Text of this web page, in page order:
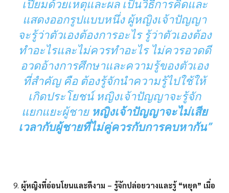
เปี่ยมด้วยเหตุและผล เป็นวิธีการคิดและ
แสดงออกรูปแบบหนึ่ง ผู้หญิงเจ้าปัญญา
จะรู้ว่าตัวเองต้องการอะไร รู้ว่าตัวเองต้อง
ทำอะไรและไม่ควรทำอะไร ไม่ควรอวดดี
อวดอ้างการศึกษาและความรู้ของตัวเอง
ที่สำคัญ คือ ต้องรู้จักนำความรู้ไปใช้ให้
เกิดประโยชน์ หญิงเจ้าปัญญาจะรู้จัก
แยกแยะผู้ชายหญิงเจ้าปัญญาจะไม่เสีย
เวลากับผู้ชายที่ไม่คู่ควรกับการคบหากัน”
ผู้หญิงที่อ่อนโยนและดีงาม – รู้จักปล่อยวางและรู้ “หยุด” เมื่อ